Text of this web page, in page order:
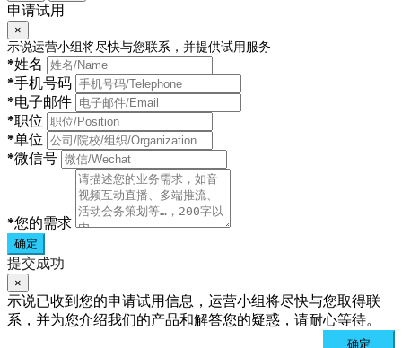
申请试用
×
示说运营小组将尽快与您联系，并提供试用服务
*姓名
*手机号码
*电子邮件
*职位
*单位
*微信号
*您的需求
确定
提交成功
×
示说已收到您的申请试用信息，运营小组将尽快与您取得联
系，并为您介绍我们的产品和解答您的疑惑，请耐心等待。
确定